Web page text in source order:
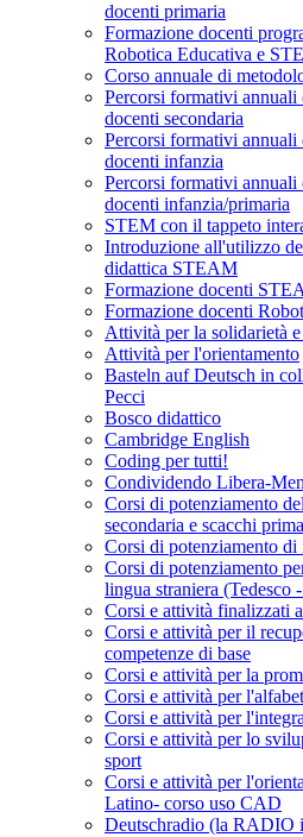
docenti primaria
Formazione docenti
Robotica Educativa e
Corso annuale di
Percorsi formativi
docenti secondaria
Percorsi formativi
docenti infanzia
Percorsi formativi
docenti infanzia/primaria
STEM con il tappeto
Introduzione all'utilizzo
didattica STEAM
Formazione docenti
Formazione docenti
Attività per la solidarietà
Attività per l'orientamento
Basteln auf Deutsch in
Pecci
Bosco didattico
Cambridge English
Coding per tutti!
Condividendo Libera-
Corsi di potenziamento
secondaria e scacchi
Corsi di potenziamento di
Corsi di potenziamento
lingua straniera (Tedesco
Corsi e attività finalizzati
Corsi e attività per il
competenze di base
Corsi e attività per la
Corsi e attività per
Corsi e attività per
Corsi e attività per lo
sport
Corsi e attività per
Latino- corso uso CAD
Deutschradio (la RADIO